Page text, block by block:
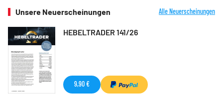
Unsere Neuerscheinungen Alle Neuerscheinungen
HEBELTRADER 141/26
9,90 €